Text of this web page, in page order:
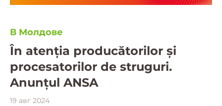
В Молдове
În atenția producătorilor și
procesatorilor de struguri.
Anunțul ANSA
19 авг 2024